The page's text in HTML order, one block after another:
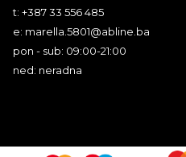
t: +387 33 556 485
e: marella.5801@abline.ba
pon - sub: 09:00-21:00
ned: neradna